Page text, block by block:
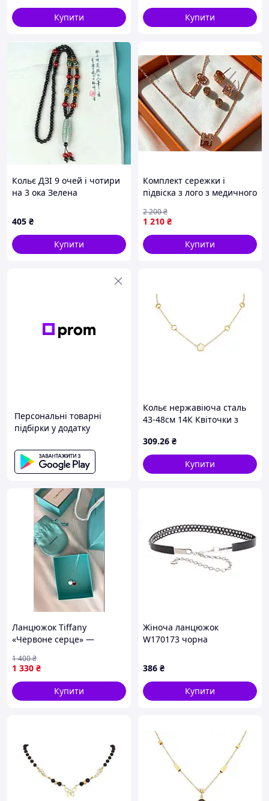
Купити Купити
Кольє ДЗІ 9 очей і чотири
на 3 ока Зелена
405 ₴
Купити
Комплект сережки і
підвіска з лого з медичного
1 210 ₴
2 200₴
Купити
Персональні товарні
підбірки у додатку
Кольє нержавіюча сталь
43-48см 14К Квіточки з
1.5-9мм (350257) ТМ
XUPING
309.26 ₴
Купити
Ланцюжок Tiffany
«Червоне серце» —
почуття
1 330 ₴
1 400₴
Купити
Жіноча ланцюжок
W170173 чорна
386 ₴
Купити